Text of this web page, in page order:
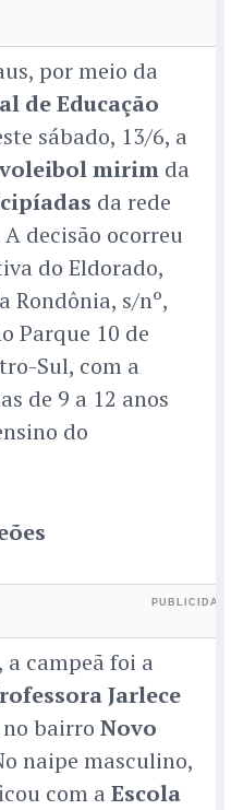
por meio da
de Educação
sábado, 13/6, a
voleibol mirim da
da rede
decisão ocorreu
do Eldorado,
Rondônia, s/nº,
Parque 10 de
Sul, com a
de 9 a 12 anos
do
campeã foi a
Jarlece
bairro Novo
naipe masculino,
com a Escola